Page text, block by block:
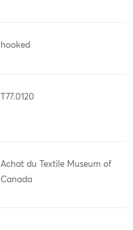
hooked
T77.0120
Achat du Textile Museum of
Canada